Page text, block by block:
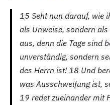
15 Seht nun darauf, wie
als Unweise, sondern
aus, denn die Tage sind
unverständig, sondern
des Herrn ist! 18 Und
was Ausschweifung ist,
19 redet zueinander mit